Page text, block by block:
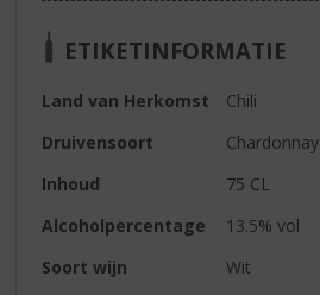
ETIKETINFORMATIE
Land van Herkomst
Chili
Druivensoort
Chardonnay
Inhoud
75 CL
Alcoholpercentage
13.5% vol
Soort wijn
Wit